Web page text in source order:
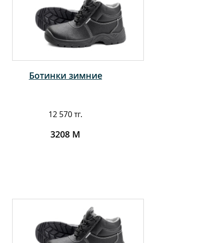
Ботинки зимние
12 570 тг.
3208 M